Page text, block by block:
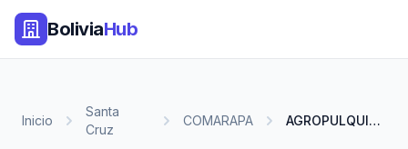
BoliviaHub
Inicio
Santa
Cruz
COMARAPA AGROPULQUINA